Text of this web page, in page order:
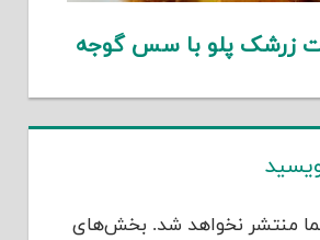
زرشک پلو با سس گوجه
منتشر نخواهد شد. بخش‌های